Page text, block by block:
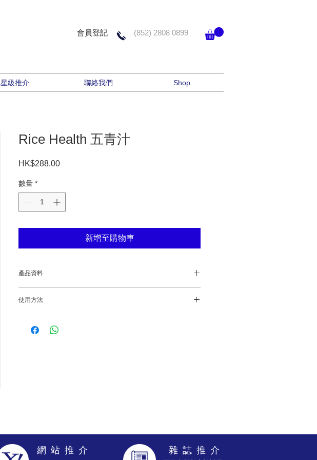
(852) 2808 0899
會員登記
星級推介 聯絡我們 Shop
Rice Health 五青汁
HK$288.00價
數量 *
新增至購物車
產品資料
Rice Force 首創加⼊酒糟提取物的青汁，含有大量氨基酸
時攝取足夠的蔬菜纖維，有助清除體內毒素。
使用方法
中。
網 站 推 介 雜 誌 推 介